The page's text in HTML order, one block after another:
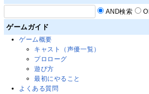
AND検索
ゲームガイド
ゲーム概要
キャスト（声優一覧）
プロローグ
遊び方
最初にやること
よくある質問